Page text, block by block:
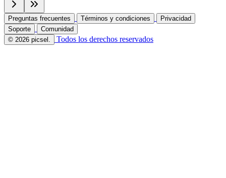
Preguntas frecuentes Términos y condiciones
Privacidad
Soporte
Comunidad
© 2026 picsel.
Todos los derechos reservados